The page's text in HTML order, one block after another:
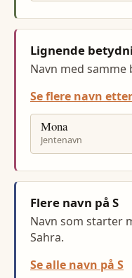
Lignende
Navn med samme
Se flere navn
Mona
Jentenavn
Flere navn på S
Navn som starter
Sahra.
Se alle navn på S